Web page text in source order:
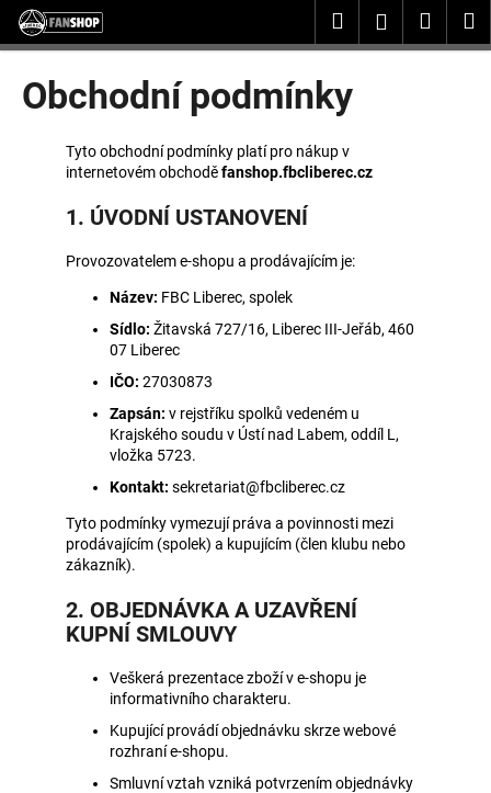
Přejít
obsah
HledatPřihlášení
Obchodní podmínky
Tyto obchodní podmínky platí pro nákup v
internetovém obchoděfanshop.fbcliberec.cz
1. ÚVODNÍ USTANOVENÍ
Provozovatelem e-shopu a prodávajícím je:
Název: FBC Liberec, spolek
Sídlo: Žitavská 727/16, Liberec III-Jeřáb, 460
07 Liberec
IČO: 27030873
Zapsán: v rejstříku spolků vedeném u
Krajského soudu v Ústí nad Labem, oddíl L,
vložka 5723.
Kontakt: sekretariat@fbcliberec.cz
Tyto podmínky vymezují práva a povinnosti mezi
prodávajícím (spolek) a kupujícím (člen klubu nebo
zákazník).
2. OBJEDNÁVKA A UZAVŘENÍ
KUPNÍ SMLOUVY
Veškerá prezentace zboží v e-shopu je
informativního charakteru.
Kupující provádí objednávku skrze webové
rozhraní e-shopu.
Smluvní vztah vzniká potvrzením objednávky
o
Zpět
Zpět
HLEDAT